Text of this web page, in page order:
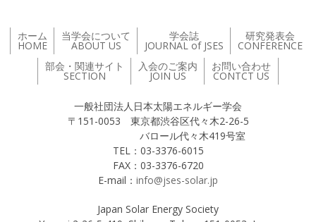
ホーム
HOME
当学会について
ABOUT US
学会誌
JOURNAL of JSES
研究発表会
CONFERENCE
部会・関連サイト
SECTION
入会のご案内
JOIN US
お問い合わせ
CONTCT US
一般社団法人日本太陽エネルギー学会
〒151-0053 東京都渋谷区代々木2-26-5
バロール代々木419号室
TEL：03-3376-6015
FAX：03-3376-6720
E-mail： info@jses-solar.jp
Japan Solar Energy Society